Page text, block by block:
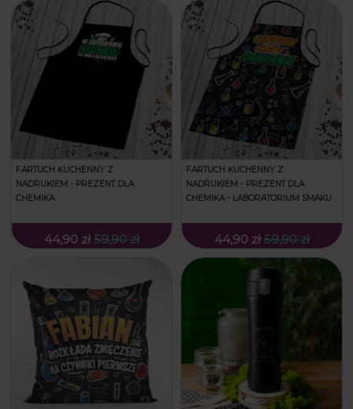
FARTUCH KUCHENNY Z
NADRUKIEM - PREZENT DLA
CHEMIKA
44,90 zł 59,90 zł
FARTUCH KUCHENNY Z
NADRUKIEM - PREZENT DLA
CHEMIKA - LABORATORIUM SMAKU
44,90 zł 59,90 zł